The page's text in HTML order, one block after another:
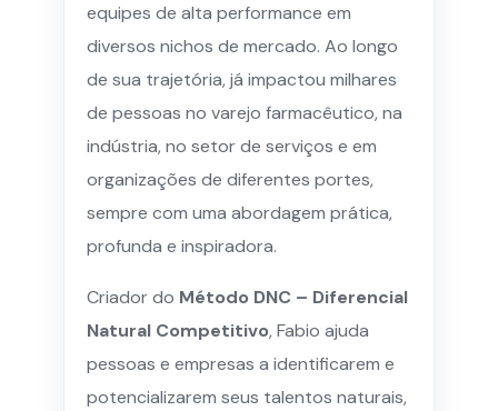
equipes de alta performance em
diversos nichos de mercado. Ao longo
de sua trajetória, já impactou milhares
de pessoas no varejo farmacêutico, na
indústria, no setor de serviços e em
organizações de diferentes portes,
sempre com uma abordagem prática,
profunda e inspiradora.
Criador do Método DNC – Diferencial
Natural Competitivo, Fabio ajuda
pessoas e empresas a identificarem e
potencializarem seus talentos naturais,